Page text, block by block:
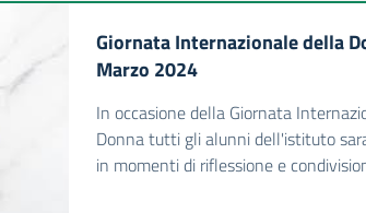
Giornata Internazionale della
Marzo 2024
In occasione della Giornata
Donna tutti gli alunni dell'istituto
in momenti di riflessione e